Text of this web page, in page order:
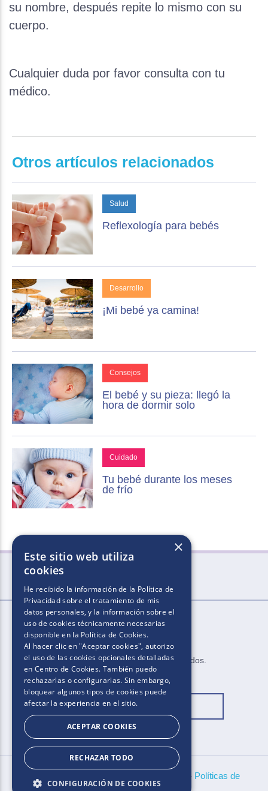
su nombre, después repite lo mismo con su
cuerpo.
Cualquier duda por favor consulta con tu
médico.
Otros artículos relacionados
Salud
Reflexología para bebés
Desarrollo
¡Mi bebé ya camina!
Consejos
El bebé y su pieza: llegó la
hora de dormir solo
Cuidado
Tu bebé durante los meses
de frío
2025.​​ ​Todos los derechos reservados​.​
Cambiar ubicación
- Políticas de
×
Este sitio web utiliza
cookies
He recibido la información de la Política de
Privacidadsobre el tratamiento de mis
datos personales, y la información sobre el
uso de cookies técnicamente necesarias
disponible en la Política de Cookies.
Al hacer clic en "Aceptar cookies", autorizo
el uso de las cookies opcionales detalladas
en Centro de Cookies. También puedo
rechazarlas o configurarlas. Sin embargo,
bloquear algunos tipos de cookies puede
afectar la experiencia en el sitio.
ACEPTAR COOKIES
RECHAZAR TODO
CONFIGURACIÓN DE COOKIES